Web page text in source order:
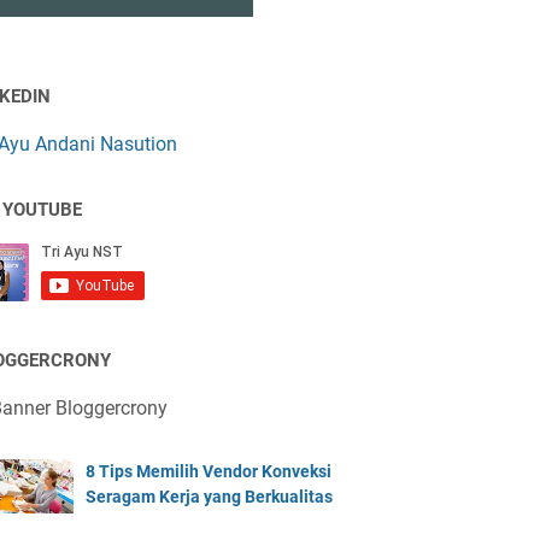
Andani Nasution
8 Tips Memilih Vendor Konveksi
Seragam Kerja yang Berkualitas